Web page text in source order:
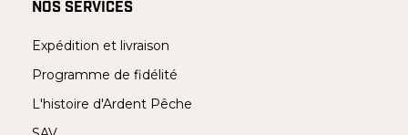
NOS SERVICES
Expédition et livraison
Programme de fidélité
L'histoire d'Ardent Pêche